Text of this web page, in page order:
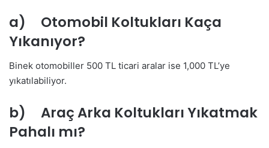
a) Otomobil Koltukları Kaça
Yıkanıyor?
Binek otomobiller 500 TL ticari aralar ise 1,000 TL’ye
yıkatılabiliyor.
b) Araç Arka Koltukları Yıkatmak
Pahalı mı?